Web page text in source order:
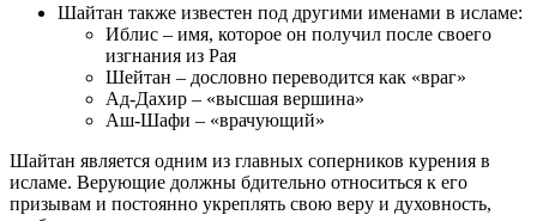
Шайтан также известен под другими именами в исламе:
Иблис – имя, которое он получил после своего
изгнания из Рая
Шейтан – дословно переводится как «враг»
Ад-Дахир – «высшая вершина»
Аш-Шафи – «врачующий»
Шайтан является одним из главных соперников курения в
исламе. Верующие должны бдительно относиться к его
призывам и постоянно укреплять свою веру и духовность,